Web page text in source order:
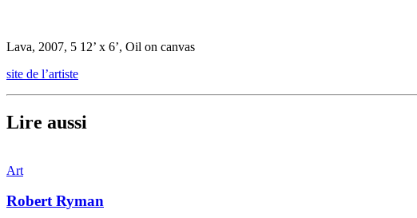
Lava, 2007, 5 12’ x 6’, Oil on canvas
site de l’artiste
Lire aussi
Art
Robert Ryman